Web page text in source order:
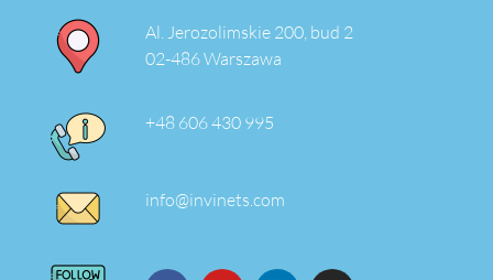
Al. Jerozolimskie 200, bud 2
02-486 Warszawa
+48 606 430 995
info@invinets.com